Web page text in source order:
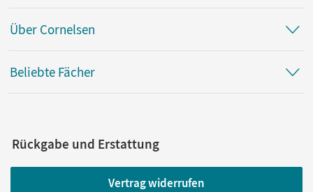
Über Cornelsen
Beliebte Fächer
Rückgabe und Erstattung
Vertrag widerrufen